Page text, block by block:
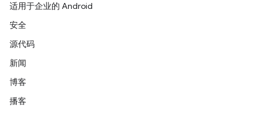
适用于企业的 Android
安全
源代码
新闻
博客
播客